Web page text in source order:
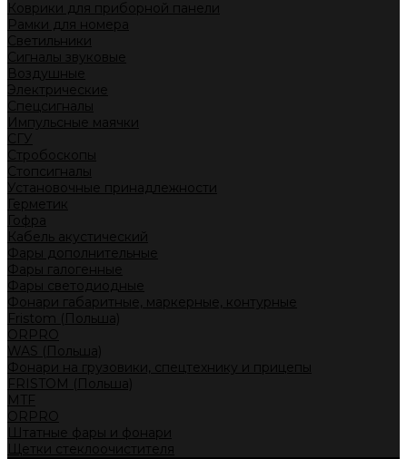
Коврики для приборной панели
Рамки для номера
Светильники
Сигналы звуковые
Воздушные
Электрические
Спецсигналы
Импульсные маячки
СГУ
Стробоскопы
Стопсигналы
Установочные принадлежности
Герметик
Гофра
Кабель акустический
Фары дополнительные
Фары галогенные
Фары светодиодные
Фонари габаритные, маркерные, контурные
Fristom (Польша)
ORPRO
WAS (Польша)
Фонари на грузовики, спецтехнику и прицепы
FRISTOM (Польша)
MTF
ORPRO
Штатные фары и фонари
Щетки стеклоочистителя